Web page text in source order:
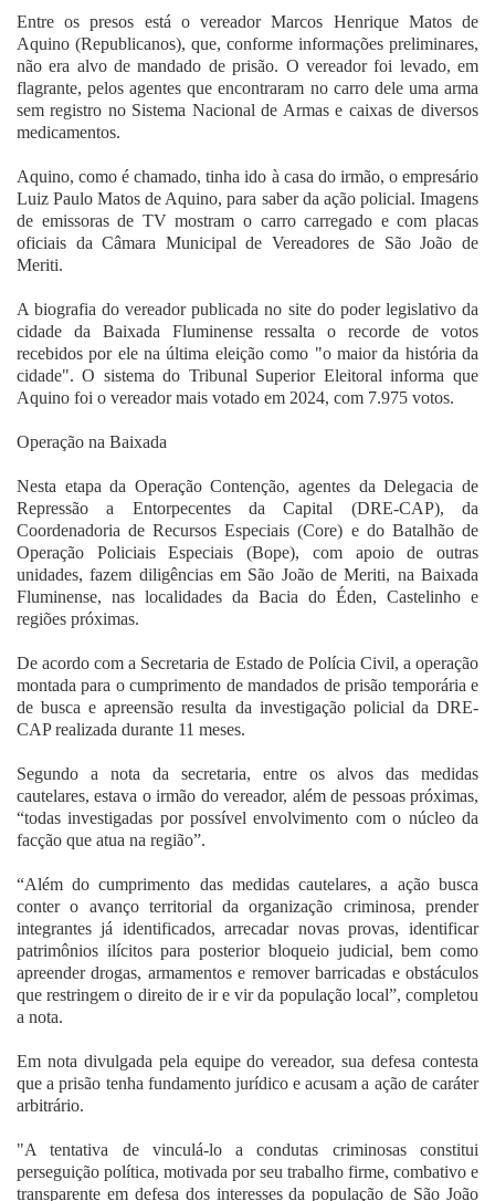
Entre os presos está o vereador Marcos Henrique Matos de
Aquino (Republicanos), que, conforme informações preliminares,
não era alvo de mandado de prisão. O vereador foi levado, em
flagrante, pelos agentes que encontraram no carro dele uma arma
sem registro no Sistema Nacional de Armas e caixas de diversos
medicamentos.
Aquino, como é chamado, tinha ido à casa do irmão, o empresário
Luiz Paulo Matos de Aquino, para saber da ação policial. Imagens
de emissoras de TV mostram o carro carregado e com placas
oficiais da Câmara Municipal de Vereadores de São João de
Meriti.
A biografia do vereador publicada no site do poder legislativo da
cidade da Baixada Fluminense ressalta o recorde de votos
recebidos por ele na última eleição como "o maior da história da
cidade". O sistema do Tribunal Superior Eleitoral informa que
Aquino foi o vereador mais votado em 2024, com 7.975 votos.
Operação na Baixada
Nesta etapa da Operação Contenção, agentes da Delegacia de
Repressão a Entorpecentes da Capital (DRE-CAP), da
Coordenadoria de Recursos Especiais (Core) e do Batalhão de
Operação Policiais Especiais (Bope), com apoio de outras
unidades, fazem diligências em São João de Meriti, na Baixada
Fluminense, nas localidades da Bacia do Éden, Castelinho e
regiões próximas.
De acordo com a Secretaria de Estado de Polícia Civil, a operação
montada para o cumprimento de mandados de prisão temporária e
de busca e apreensão resulta da investigação policial da DRE-
CAP realizada durante 11 meses.
Segundo a nota da secretaria, entre os alvos das medidas
cautelares, estava o irmão do vereador, além de pessoas próximas,
“todas investigadas por possível envolvimento com o núcleo da
facção que atua na região”.
“Além do cumprimento das medidas cautelares, a ação busca
conter o avanço territorial da organização criminosa, prender
integrantes já identificados, arrecadar novas provas, identificar
patrimônios ilícitos para posterior bloqueio judicial, bem como
apreender drogas, armamentos e remover barricadas e obstáculos
que restringem o direito de ir e vir da população local”, completou
a nota.
Em nota divulgada pela equipe do vereador, sua defesa contesta
que a prisão tenha fundamento jurídico e acusam a ação de caráter
arbitrário.
"A tentativa de vinculá-lo a condutas criminosas constitui
perseguição política, motivada por seu trabalho firme, combativo e
transparente em defesa dos interesses da população de São João